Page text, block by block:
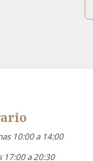
10:00 a 14:00
17:00 a 20:30